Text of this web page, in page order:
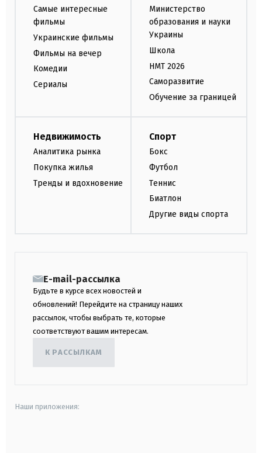
Самые интересные
фильмы
Украинские фильмы
Фильмы на вечер
Комедии
Сериалы
Министерство
образования и науки
Украины
Школа
НМТ 2026
Саморазвитие
Обучение за границей
Недвижимость
Аналитика рынка
Покупка жилья
Тренды и вдохновение
Спорт
Бокс
Футбол
Теннис
Биатлон
Другие виды спорта
E-mail-рассылка
Будьте в курсе всех новостей и
обновлений! Перейдите на страницу наших
рассылок, чтобы выбрать те, которые
соответствуют вашим интересам.
К РАССЫЛКАМ
Наши приложения: